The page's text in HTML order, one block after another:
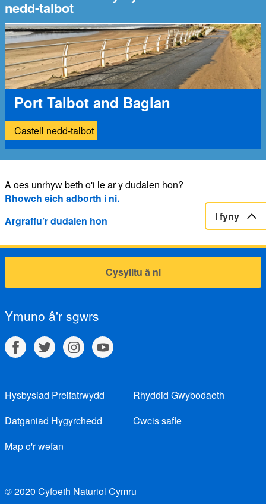
nedd-talbot
Port Talbot and Baglan
Castell nedd-talbot
A oes unrhyw beth o'i le ar y dudalen hon?
Rhowch eich adborth i ni.
Argraffu’r dudalen hon
I fyny
Cysylltu â ni
Ymuno â'r sgwrs
Hysbysiad Preifatrwydd
Rhyddid Gwybodaeth
Datganiad Hygyrchedd
Cwcis safle
Map o'r wefan
© 2020 Cyfoeth Naturiol Cymru